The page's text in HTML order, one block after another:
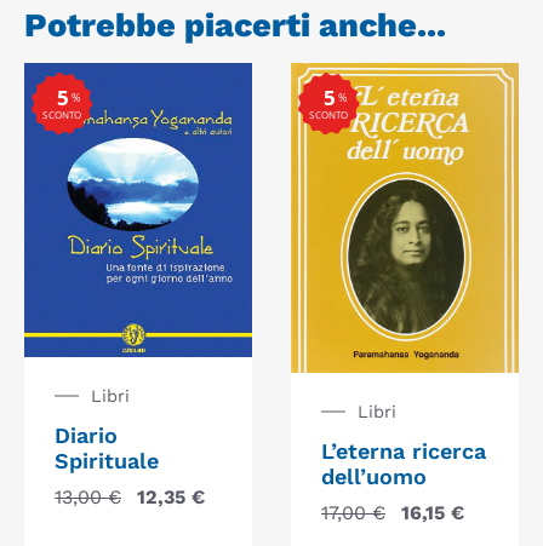
Potrebbe piacerti anche...
Libri
Diario
Spirituale
13,00€ 12,35 €
Libri
L’eterna ricerca
dell’uomo
17,00€ 16,15 €
%
SCONTO
5 %
SCONTO
5